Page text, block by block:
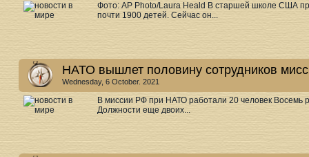
Фото: AP Photo/Laura Heald В старшей школе США
почти 1900 детей. Сейчас он...
НАТО вышлет половину сотрудников
Wednesday, 6 October. 2021
В миссии РФ при НАТО работали 20 человек Восемь
Должности еще двоих...